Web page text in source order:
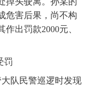
危害后果，尚不构
出罚款2000元、
罚
队民警巡逻时发现